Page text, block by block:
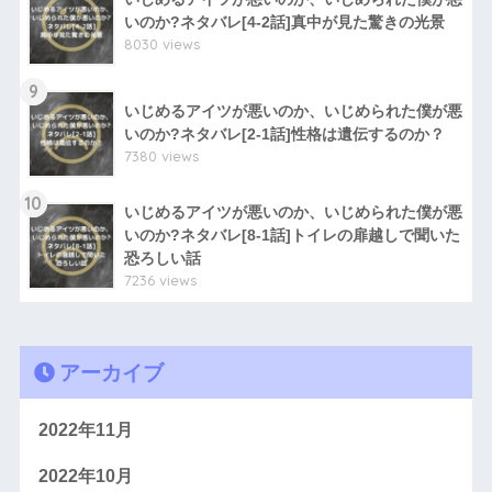
いのか?ネタバレ[4-2話]真中が見た驚きの光景
8030 views
9
いじめるアイツが悪いのか、いじめられた僕が悪
いのか?ネタバレ[2-1話]性格は遺伝するのか？
7380 views
10
いじめるアイツが悪いのか、いじめられた僕が悪
いのか?ネタバレ[8-1話]トイレの扉越しで聞いた
恐ろしい話
7236 views
アーカイブ
2022年11月
2022年10月